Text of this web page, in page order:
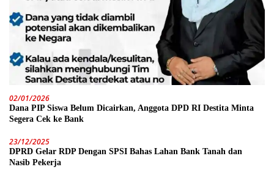
02/01/2026
Dana PIP Siswa Belum Dicairkan, Anggota DPD RI Destita Minta
Segera Cek ke Bank
23/12/2025
DPRD Gelar RDP Dengan SPSI Bahas Lahan Bank Tanah dan
Nasib Pekerja